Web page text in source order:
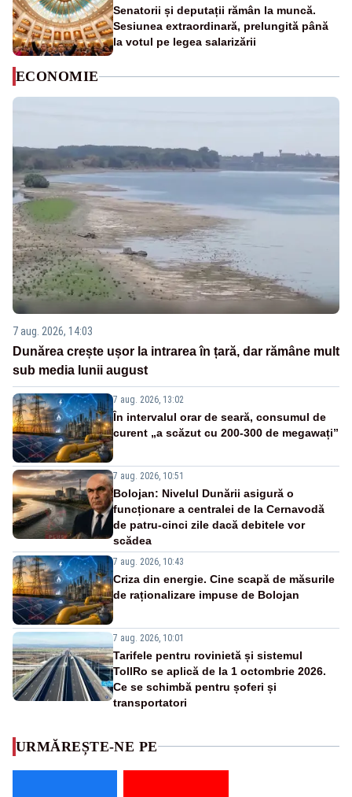
Senatorii și deputații rămân la muncă.
Sesiunea extraordinară, prelungită până
la votul pe legea salarizării
ECONOMIE
7 aug. 2026, 14:03
Dunărea crește ușor la intrarea în țară, dar rămâne mult
sub media lunii august
7 aug. 2026, 13:02
În intervalul orar de seară, consumul de
curent „a scăzut cu 200-300 de megawați”
7 aug. 2026, 10:51
Bolojan: Nivelul Dunării asigură o
funcționare a centralei de la Cernavodă
de patru-cinci zile dacă debitele vor
scădea
7 aug. 2026, 10:43
Criza din energie. Cine scapă de măsurile
de raționalizare impuse de Bolojan
7 aug. 2026, 10:01
Tarifele pentru rovinietă și sistemul
TollRo se aplică de la 1 octombrie 2026.
Ce se schimbă pentru șoferi și
transportatori
URMĂREȘTE-NE PE